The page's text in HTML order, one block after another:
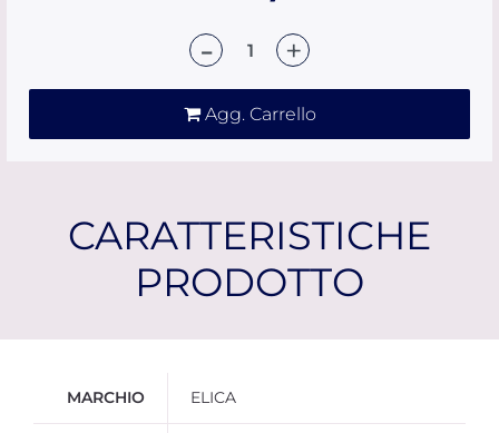
Agg. Carrello
CARATTERISTICHE
PRODOTTO
MARCHIO ELICA